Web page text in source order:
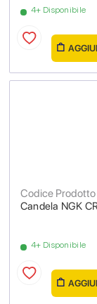
4+ Disponibile
Candela NGK
Codice
4+ Disponibile